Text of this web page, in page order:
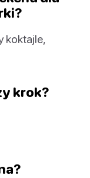
koktajle,
krok?